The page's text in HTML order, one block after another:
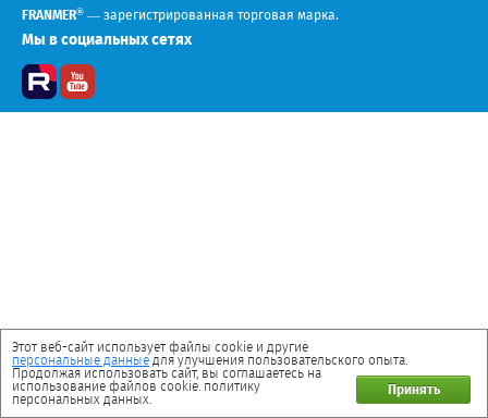
FRANMER® — зарегистрированная торговая марка.
Мы в социальных сетях
Этот веб-сайт использует файлы cookie и другие
персональные данные для улучшения пользовательского опыта.
Принять
Продолжая использовать сайт, вы соглашаетесь на
использование файлов cookie. политику
персональных данных.